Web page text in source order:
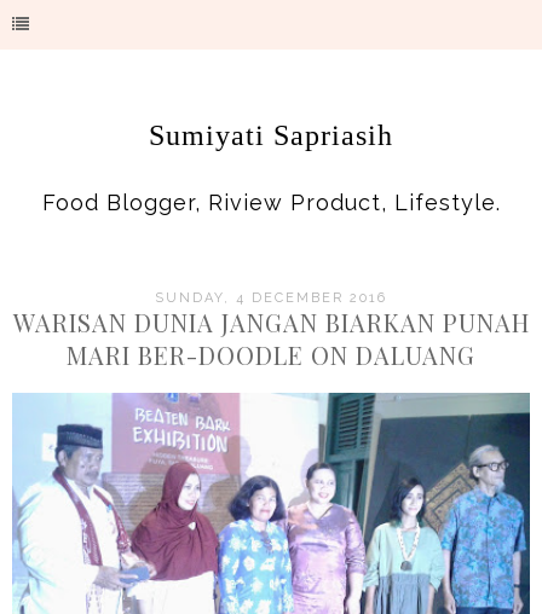
Sumiyati Sapriasih
Food Blogger, Riview Product, Lifestyle.
SUNDAY, 4 DECEMBER 2016
WARISAN DUNIA JANGAN BIARKAN PUNAH
MARI BER-DOODLE ON DALUANG